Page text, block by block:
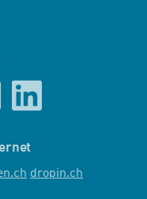
dropin.ch